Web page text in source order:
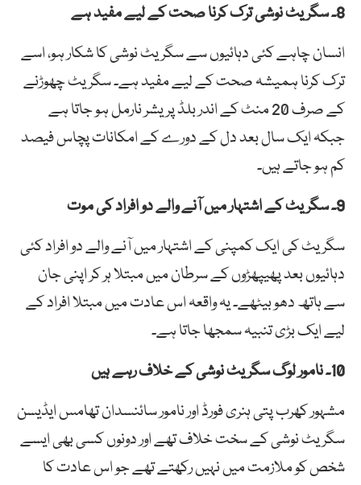
8۔ سگریٹ نوشی ترک کرنا صحت کے لیے مفید ہے
انسان چاہے کئی دہائیوں سے سگریٹ نوشی کا شکار ہو، اسے
ترک کرنا ہمیشہ صحت کے لیے مفید ہے۔ سگریٹ چھوڑنے
کے صرف 20 منٹ کے اندر بلڈ پریشر نارمل ہو جاتا ہے
جبکہ ایک سال بعد دل کے دورے کے امکانات پچاس فیصد
کم ہو جاتے ہیں۔
9۔ سگریٹ کے اشتہار میں آنے والے دو افراد کی موت
سگریٹ کی ایک کمپنی کے اشتہار میں آنے والے دو افراد کئی
دہائیوں بعد پھیپھڑوں کے سرطان میں مبتلا ہر کر اپنی جان
سے ہاتھ دھو بیٹھے۔ یہ واقعہ اس عادت میں مبتلا افراد کے
لیے ایک بڑی تنبیہ سمجھا جاتا ہے۔
10۔ نامور لوگ سگریٹ نوشی کے خلاف رہے ہیں
مشہور کھرب پتی ہنری فورڈ اور نامور سائنسدان تھامس ایڈیسن
سگریٹ نوشی کے سخت خلاف تھے اور دونوں کسی بھی ایسے
شخص کو ملازمت میں نہیں رکھتے تھے جو اس عادت کا